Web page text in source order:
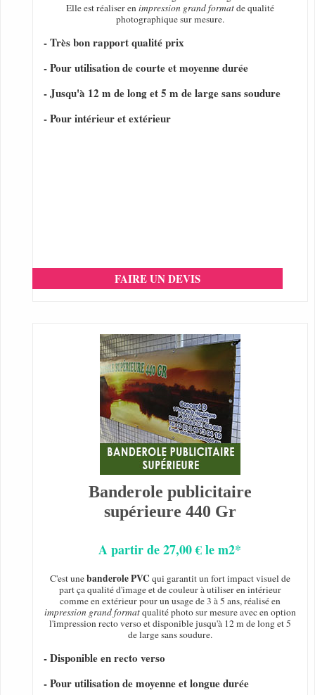
Elle est réaliser enimpression grand formatde qualité
photographique sur mesure.
- Très bon rapport qualité prix
- Pour utilisation de courte et moyenne durée
- Jusqu'à 12 m de long et 5 m de large sans soudure
- Pour intérieur et extérieur
FAIRE UN DEVIS
Banderole publicitaire
supérieure 440 Gr
A partir de 27,00 € le m2*
C'est unebanderole PVC qui garantit un fort impact visuel de
part ça qualité d'image et de couleur à utiliser en intérieur
comme en extérieur pour un usage de 3 à 5 ans, réalisé en
impression grand formatqualité photo sur mesure avec en option
l'impression recto verso et disponible jusqu'à 12 m de long et 5
de large sans soudure.
- Disponible en recto verso
- Pour utilisation de moyenne et longue durée